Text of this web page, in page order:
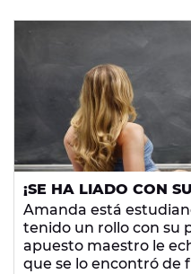
¡SE HA LIADO CON
SUSPENDIDO!
Amanda está
tenido un rollo con su
apuesto maestro le
que se lo encontró de